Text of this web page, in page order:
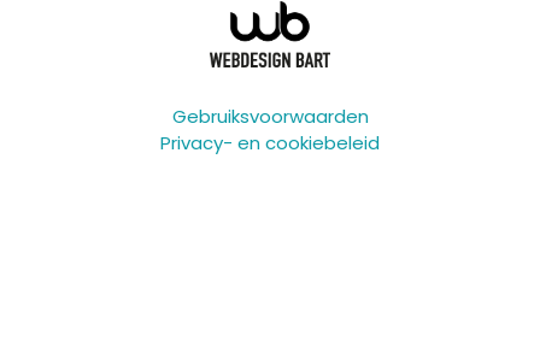
Gebruiksvoorwaarden
Privacy- en cookiebeleid